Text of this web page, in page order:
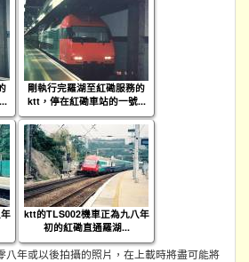
剛執行完羅湖至紅磡服務的
ktt，停在紅磡車站的一號...
ktt的TLS002機車正為九八年
初的紅磡直通羅湖...
八年或以後拍攝的照片，在上載時將盡可能將